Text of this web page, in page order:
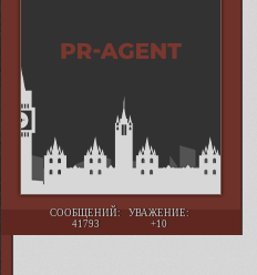
СООБЩЕНИЙ:
41793
УВАЖЕНИЕ:
+10